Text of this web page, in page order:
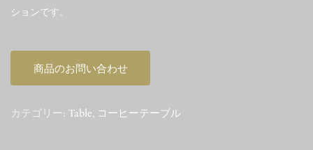
ションです。
商品のお問い合わせ
カテゴリー: Table, コーヒーテーブル